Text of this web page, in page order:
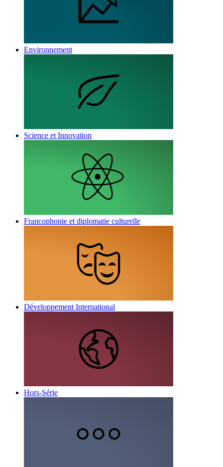
Environnement
Science et Innovation
Francophonie et diplomatie culturelle
Développement International
Hors-Série